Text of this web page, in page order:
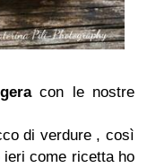
con le nostre
di verdure , così
come ricetta ho